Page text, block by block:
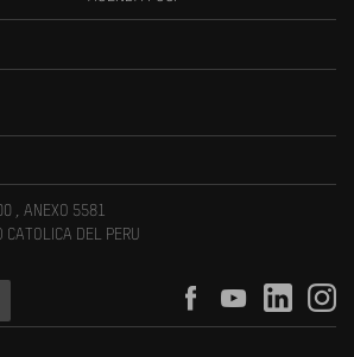
, ANEXO 5581
CATOLICA DEL PERU